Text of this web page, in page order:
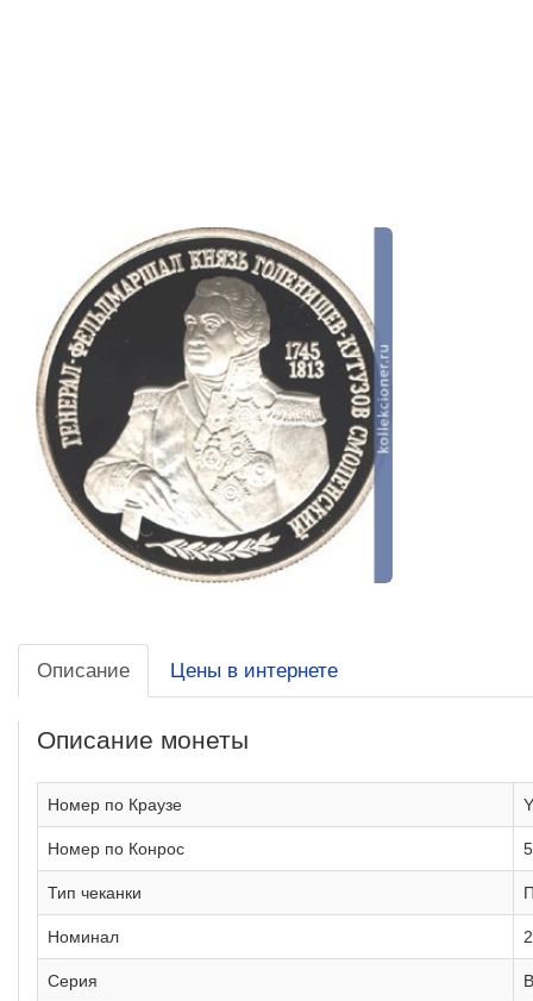
Описание Цены в интернете
Описание монеты
Номер по Краузе
Номер по Конрос
Тип чеканки
Номинал
Серия